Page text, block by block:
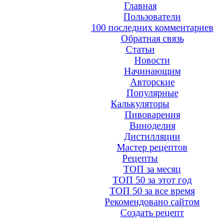
Главная
Пользователи
100 последних комментариев
Обратная связь
Статьи
Новости
Начинающим
Авторские
Популярные
Калькуляторы
Пивоварения
Виноделия
Дистилляции
Мастер рецептов
Рецепты
ТОП за месяц
ТОП 50 за этот год
ТОП 50 за все время
Рекомендовано сайтом
Создать рецепт